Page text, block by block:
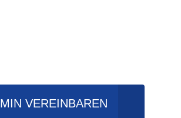
VEREINBAREN